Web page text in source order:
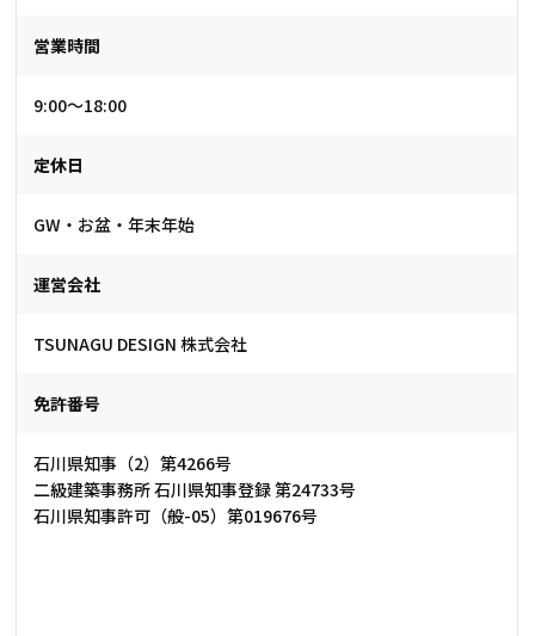
営業時間
9:00～18:00
定休日
GW・お盆・年末年始
運営会社
TSUNAGU DESIGN 株式会社
免許番号
石川県知事（2）第4266号
二級建築事務所 石川県知事登録 第24733号
石川県知事許可（般-05）第019676号